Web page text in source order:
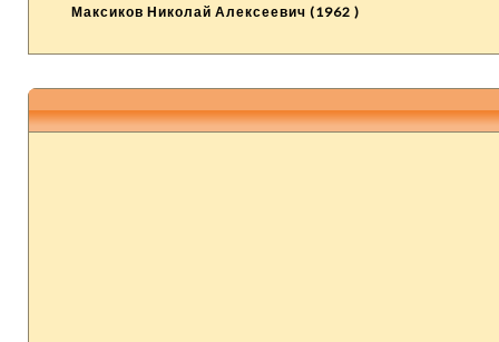
Максиков Николай Алексеевич (1962 )